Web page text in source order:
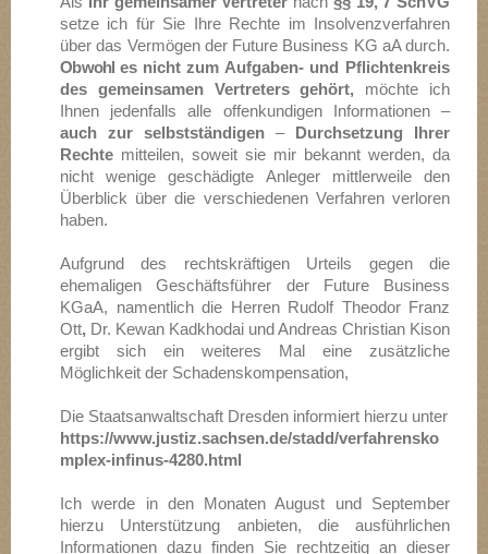
setze ich für Sie Ihre Rechte im Insolvenzverfahren
über das Vermögen der Future Business KG aA durch.
Obwohl es nicht zum Aufgaben- und Pflichtenkreis
des gemeinsamen Vertreters gehört, möchte ich
Ihnen jedenfalls alle offenkundigen Informationen –
auch zur selbstständigen –
Durchsetzung Ihrer
Rechte mitteilen, soweit sie mir bekannt werden, da
nicht wenige geschädigte Anleger mittlerweile den
Überblick über die verschiedenen Verfahren verloren
haben.
Aufgrund des rechtskräftigen Urteils gegen die
ehemaligen Geschäftsführer der Future Business
KGaA,
namentlich die Herren Rudolf Theodor Franz
Ott, Dr. Kewan Kadkhodai und Andreas Christian Kison
ergibt sich ein weiteres Mal eine zusätzliche
Möglichkeit der Schadenskompensation,
Die Staatsanwaltschaft Dresden informiert hierzu unter
https://www.justiz.sachsen.de/stadd/verfahrensko
mplex-infinus-4280.html
Ich werde in den Monaten August und September
hierzu Unterstützung anbieten, die ausführlichen
Informationen dazu finden Sie rechtzeitig an dieser